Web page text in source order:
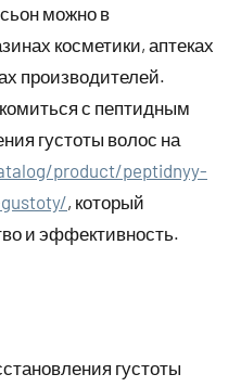
можно в
косметики, аптеках
производителей.
с пептидным
густоты волос на
product/peptidnyy-
, который
и эффективность.
густоты